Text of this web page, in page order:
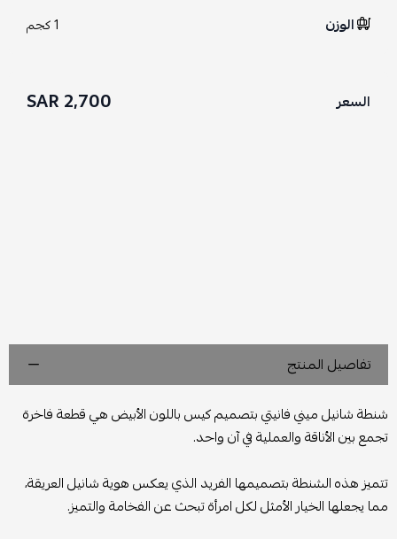
الوزن 1 كجم
السعر 2,700 SAR
تفاصيل المنتج
شنطة شانيل ميني فانيتي بتصميم كيس باللون الأبيض هي قطعة فاخرة
تجمع بين الأناقة والعملية في آن واحد.
تتميز هذه الشنطة بتصميمها الفريد الذي يعكس هوية شانيل العريقة،
مما يجعلها الخيار الأمثل لكل امرأة تبحث عن الفخامة والتميز.